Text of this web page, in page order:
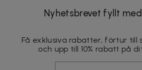
Nyhetsbrevet fyllt
Få exklusiva rabatter, förtur till
och upp till 10% rabatt på